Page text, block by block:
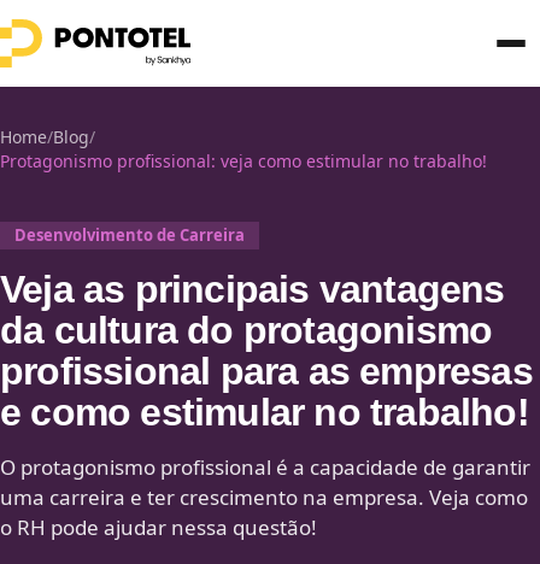
Home/Blog/
Protagonismo profissional: veja como estimular no trabalho!
Desenvolvimento de Carreira
Veja as principais vantagens
da cultura do protagonismo
profissional para as empresas
e como estimular no trabalho!
O protagonismo profissional é a capacidade de garantir
uma carreira e ter crescimento na empresa. Veja como
o RH pode ajudar nessa questão!